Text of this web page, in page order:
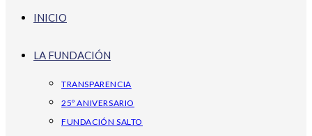
INICIO
LA FUNDACIÓN
TRANSPARENCIA
25º ANIVERSARIO
FUNDACIÓN SALTO